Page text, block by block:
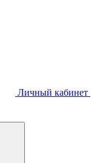
Личный кабинет